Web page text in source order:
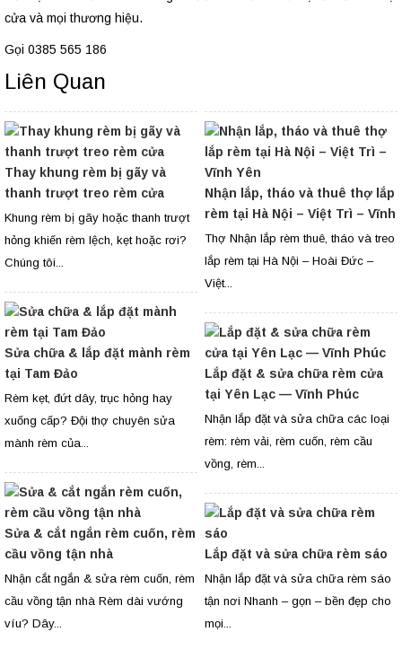
cửa và mọi thương hiệu.
Gọi 0385 565 186
Liên Quan
Thay khung rèm bị gãy và
thanh trượt treo rèm cửa
Khung rèm bị gãy hoặc thanh trượt
hỏng khiến rèm lệch, kẹt hoặc rơi?
Chúng tôi...
Nhận lắp, tháo và thuê thợ lắp
rèm tại Hà Nội – Việt Trì – Vĩnh
Yên
Thợ Nhận lắp rèm thuê, tháo và treo
lắp rèm tại Hà Nội – Hoài Đức –
Việt...
Sửa chữa & lắp đặt mành rèm
tại Tam Đảo
Rèm kẹt, đứt dây, trục hỏng hay
xuống cấp? Đội thợ chuyên sửa
mành rèm của...
Lắp đặt & sửa chữa rèm cửa
tại Yên Lạc — Vĩnh Phúc
Nhận lắp đặt và sửa chữa các loại
rèm: rèm vải, rèm cuốn, rèm cầu
vồng, rèm...
Sửa & cắt ngắn rèm cuốn, rèm
cầu vồng tận nhà
Nhận cắt ngắn & sửa rèm cuốn, rèm
cầu vồng tận nhà Rèm dài vướng
víu? Dây...
Lắp đặt và sửa chữa rèm sáo
Nhận lắp đặt và sửa chữa rèm sáo
tận nơi Nhanh – gọn – bền đẹp cho
mọi...